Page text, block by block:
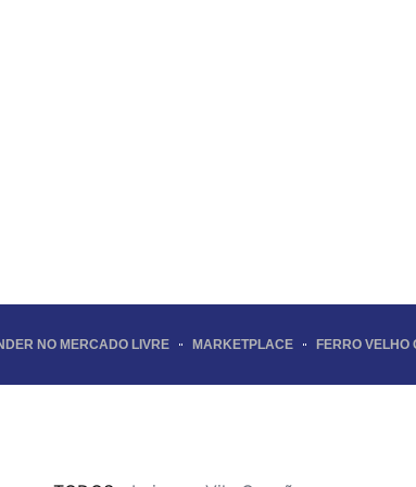
NO MERCADO LIVRE MARKETPLACE FERRO VELHO